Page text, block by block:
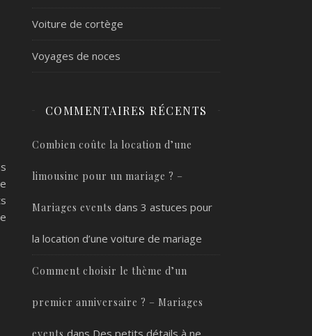
Voiture de cortège
Voyages de noces
COMMENTAIRES RÉCENTS
Combien coûte la location d’une
limousine pour un mariage ? –
Mariages events dans 3 astuces pour
la location d’une voiture de mariage
Comment choisir le thème d’un
premier anniversaire ? – Mariages
events dans Des petits détails à ne